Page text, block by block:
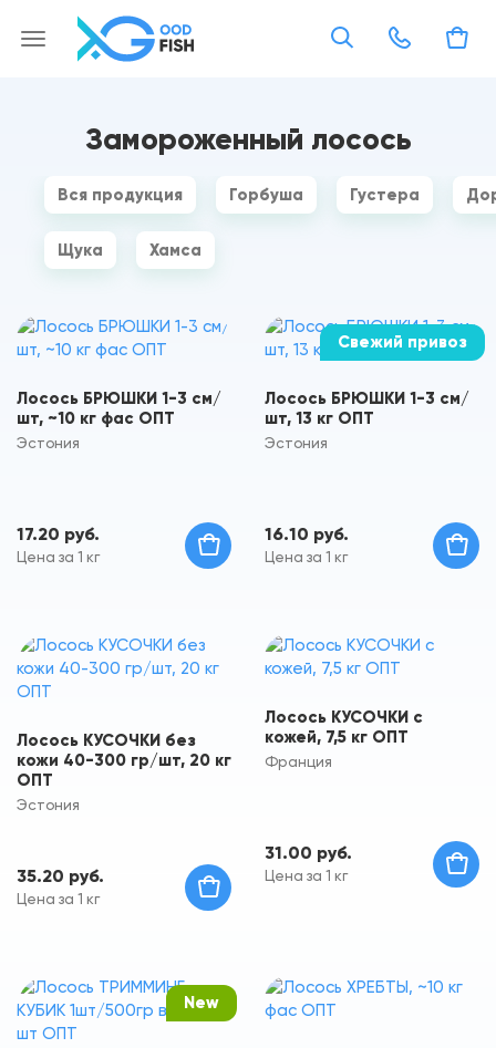
Замороженный лосось
Вся продукция Горбуша Густера
Щука Хамса
Лосось БРЮШКИ 1-3 см/
шт, ~10 кг фас ОПТ
Эстония
17.20 руб.
Цена за 1 кг
Cвежий привоз
Лосось БРЮШКИ 1-3 см/
шт, 13 кг ОПТ
Эстония
16.10 руб.
Цена за 1 кг
Лосось КУСОЧКИ без
кожи 40-300 гр/шт, 20 кг
ОПТ
Эстония
35.20 руб.
Цена за 1 кг
Лосось КУСОЧКИ с
кожей, 7,5 кг ОПТ
Франция
31.00 руб.
Цена за 1 кг
New